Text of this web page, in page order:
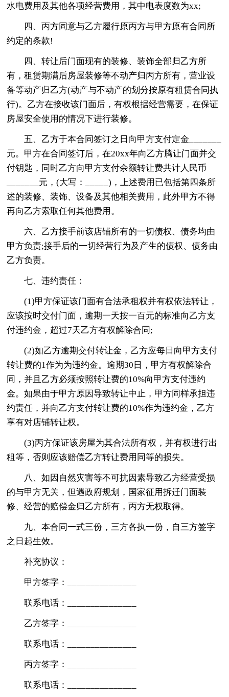
水电费用及其他各项经营费用，其中电表度数为xx;
四、丙方同意与乙方履行原丙方与甲方原有合同所
约定的条款!
四、转让后门面现有的装修、装饰全部归乙方所
有，租赁期满后房屋装修等不动产归丙方所有，营业设
备等动产归乙方(动产与不动产的划分按原有租赁合同执
行)。乙方在接收该门面后，有权根据经营需要，在保证
房屋安全使用的情况下进行装修。
五、乙方于本合同签订之日向甲方支付定金_______
元。甲方在合同签订后，在20xx年向乙方腾让门面并交
付钥匙，同时乙方向甲方支付余额转让费共计人民币
_______元，(大写：_____)，上述费用已包括第四条所
述的装修、装饰、设备及其他相关费用，此外甲方不得
再向乙方索取任何其他费用。
六、乙方接手前该店铺所有的一切债权、债务均由
甲方负责;接手后的一切经营行为及产生的债权、债务由
乙方负责。
七、违约责任：
(1)甲方保证该门面有合法承租权并有权依法转让，
应该按时交付门面，逾期一天按一百元的标准向乙方支
付违约金，超过7天乙方有权解除合同;
(2)如乙方逾期交付转让金，乙方应每日向甲方支付
转让费的1作为为违约金。逾期30日，甲方有权解除合
同，并且乙方必须按照转让费的10%向甲方支付违约
金。如果由于甲方原因导致转让中止，甲方同样承担违
约责任，并向乙方支付转让费的10%作为违约金，乙方
享有对店铺转让权。
(3)丙方保证该房屋为其合法所有权，并有权进行出
租等，否则应该赔偿乙方转让费用同等的损失。
八、如因自然灾害等不可抗因素导致乙方经营受损
的与甲方无关，但遇政府规划，国家征用拆迁门面装
修、经营的赔偿金归乙方所有，丙方无权取得。
九、本合同一式三份，三方各执一份，自三方签字
之日起生效。
补充协议：
甲方签字：_______________
联系电话：_______________
乙方签字：_______________
联系电话：_______________
丙方签字：_______________
联系电话：_______________